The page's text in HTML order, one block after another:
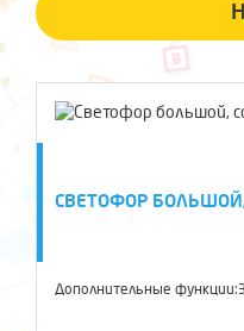
СВЕТОФОР
Дополнительные